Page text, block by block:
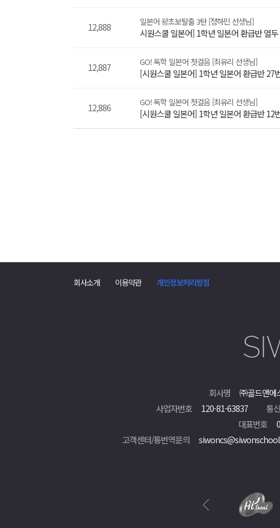
12,888 일본어 왕초보탈출 3탄 [정하민 선생님]
시원스쿨 일본어] 1학년 일본어 환급반 열
12,887 GO! 독학 일본어 첫걸음 [최유리 선생님]
[시원스쿨 일본어] 1학년 일본어 환급반 27
12,886 GO! 독학 일본어 첫걸음 [최유리 선생님]
[시원스쿨 일본어] 1학년 일본어 환급반 12
회사소개 이용약관 개인정보처리방침
회사명 ㈜골드앤에
사업자번호
120-81-63837 통
대표번호
고객센터/통번역문의